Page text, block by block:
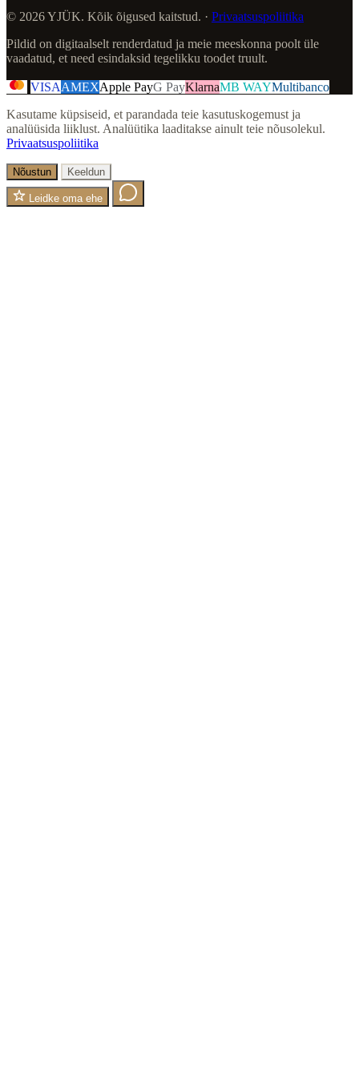
© 2026 YJÜK. Kõik õigused kaitstud. · Privaatsuspoliitika
Pildid on digitaalselt renderdatud ja meie meeskonna poolt üle
vaadatud, et need esindaksid tegelikku toodet truult.
VISAAMEXApple PayG PayKlarnaMB WAYMultibanco
Kasutame küpsiseid, et parandada teie kasutuskogemust ja
analüüsida liiklust. Analüütika laaditakse ainult teie nõusolekul.
Privaatsuspoliitika
Nõustun Keeldun
Leidke oma ehe